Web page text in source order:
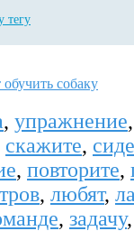
тегу
собаку
, упражнение
скажите,
, повторите,
, любят,
, задачу